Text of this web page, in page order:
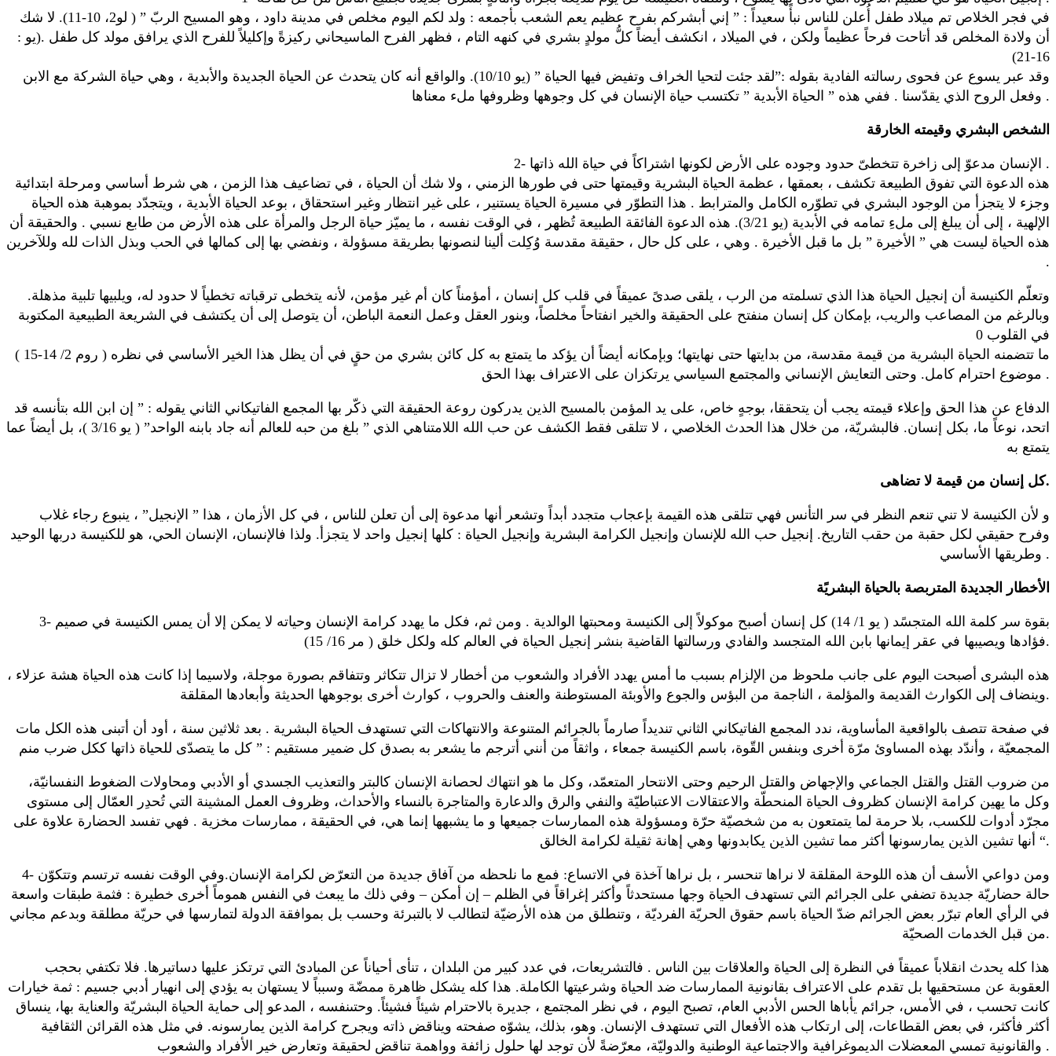
في فجر الخلاص تم ميلاد طفل أُعلن للناس نبأً سعيداً : ” إني أبشركم بفرح عظيم يعم الشعب بأجمعه : ولد لكم اليوم مخلص في مدينة داود ، وهو المسيح الربّ ” ( لو2، 10-11). لا شك
أن ولادة المخلص قد أتاحت فرحاً عظيماً ولكن ، في الميلاد ، انكشف أيضاً كلُّ مولدٍ بشري في كنهه التام ، فظهر الفرح الماسيحاني ركيزةً وإكليلاً للفرح الذي يرافق مولد كل طفل .(يو :
16-21)
وقد عبر يسوع عن فحوى رسالته الفادية بقوله :”لقد جئت لتحيا الخراف وتفيض فيها الحياة ” (يو 10/10). والواقع أنه كان يتحدث عن الحياة الجديدة والأبدية ، وهي حياة الشركة مع الابن
وفعل الروح الذي يقدّسنا . ففي هذه ” الحياة الأبدية ” تكتسب حياة الإنسان في كل وجوهها وظروفها ملء معناها .
الشخص البشري وقيمته الخارقة
2- الإنسان مدعوّ إلى زاخرة تتخطىّ حدود وجوده على الأرض لكونها اشتراكاً في حياة الله ذاتها .
هذه الدعوة التي تفوق الطبيعة تكشف ، بعمقها ، عظمة الحياة البشرية وقيمتها حتى في طورها الزمني ، ولا شك أن الحياة ، في تضاعيف هذا الزمن ، هي شرط أساسي ومرحلة ابتدائية
وجزء لا يتجزأ من الوجود البشري في تطوّره الكامل والمترابط . هذا التطوّر في مسيرة الحياة يستنير ، على غير انتظار وغير استحقاق ، بوعد الحياة الأبدية ، ويتجدّد بموهبة هذه الحياة
الإلهية ، إلى أن يبلغ إلى ملءِ تمامه في الأبدية (يو 3/21). هذه الدعوة الفائقة الطبيعة تُظهر ، في الوقت نفسه ، ما يميّز حياة الرجل والمرأة على هذه الأرض من طابع نسبي . والحقيقة أن
هذه الحياة ليست هي ” الأخيرة ” بل ما قبل الأخيرة . وهي ، على كل حال ، حقيقة مقدسة وُكِلت ألينا لنصونها بطريقة مسؤولة ، ونفضي بها إلى كمالها في الحب وبذل الذات لله وللآخرين
.
وتعلّم الكنيسة أن إنجيل الحياة هذا الذي تسلمته من الرب ، يلقى صدىً عميقاً في قلب كل إنسان ، أمؤمناً كان أم غير مؤمن، لأنه يتخطى ترقباته تخطياً لا حدود له، ويلبيها تلبية مذهلة.
وبالرغم من المصاعب والريب، بإمكان كل إنسان منفتح على الحقيقة والخير انفتاحاً مخلصاً، وبنور العقل وعمل النعمة الباطن، أن يتوصل إلى أن يكتشف في الشريعة الطبيعية المكتوبة
في القلوب 0
( روم 2/ 14-15 ) ما تتضمنه الحياة البشرية من قيمة مقدسة، من بدايتها حتى نهايتها؛ وبإمكانه أيضاً أن يؤكد ما يتمتع به كل كائن بشري من حقٍ في أن يظل هذا الخير الأساسي في نظره
موضوع احترام كامل. وحتى التعايش الإنساني والمجتمع السياسي يرتكزان على الاعتراف بهذا الحق .
الدفاع عن هذا الحق وإعلاء قيمته يجب أن يتحققا، بوجهٍ خاص، على يد المؤمن بالمسيح الذين يدركون روعة الحقيقة التي ذكّر بها المجمع الفاتيكاني الثاني يقوله : ” إن ابن الله بتأنسه قد
اتحد، نوعاً ما، بكل إنسان. فالبشريّة، من خلال هذا الحدث الخلاصي ، لا تتلقى فقط الكشف عن حب الله اللامتناهي الذي ” بلغ من حبه للعالم أنه جاد بابنه الواحد” ( يو 3/16 )، بل أيضاً عما
يتمتع به
كل إنسان من قيمة لا تضاهى.
و لأن الكنيسة لا تني تنعم النظر في سر التأنس فهي تتلقى هذه القيمة بإعجاب متجدد أبداً وتشعر أنها مدعوة إلى أن تعلن للناس ، في كل الأزمان ، هذا ” الإنجيل” ، ينبوع رجاء غلاب
وفرح حقيقي لكل حقبة من حقب التاريخ. إنجيل حب الله للإنسان وإنجيل الكرامة البشرية وإنجيل الحياة : كلها إنجيل واحد لا يتجزأ. ولذا فالإنسان، الإنسان الحي، هو للكنيسة دربها الوحيد
وطريقها الأساسي .
الأخطار الجديدة المتربصة بالحياة البشريًة
3- بقوة سر كلمة الله المتجسًد ( يو 1/ 14) كل إنسان أصبح موكولاً إلى الكنيسة ومحبتها الوالدية . ومن ثم، فكل ما يهدد كرامة الإنسان وحياته لا يمكن إلا أن يمس الكنيسة في صميم
فؤادها ويصيبها في عقر إيمانها بابن الله المتجسد والفادي ورسالتها القاضية بنشر إنجيل الحياة في العالم كله ولكل خلق ( مر 16/ 15).
هذه البشرى أصبحت اليوم على جانب ملحوظ من الإلزام بسبب ما أمس يهدد الأفراد والشعوب من أخطار لا تزال تتكاثر وتتفاقم بصورة موجلة، ولاسيما إذا كانت هذه الحياة هشة عزلاء ،
وينضاف إلى الكوارث القديمة والمؤلمة ، الناجمة من البؤس والجوع والأوبئة المستوطنة والعنف والحروب ، كوارث أخرى بوجوهها الحديثة وأبعادها المقلقة.
في صفحة تتصف بالواقعية المأساوية، ندد المجمع الفاتيكاني الثاني تنديداً صارماً بالجرائم المتنوعة والانتهاكات التي تستهدف الحياة البشرية . بعد ثلاثين سنة ، أود أن أتبنى هذه الكل مات
المجمعيّة ، وأندّد بهذه المساوئ مرّة أخرى وبنفس القّوة، باسم الكنيسة جمعاء ، واثقاً من أنني أترجم ما يشعر به بصدق كل ضمير مستقيم : ” كل ما يتصدّى للحياة ذاتها ككل ضرب منم
من ضروب القتل والقتل الجماعي والإجهاض والقتل الرحيم وحتى الانتحار المتعمّد، وكل ما هو انتهاك لحصانة الإنسان كالبتر والتعذيب الجسدي أو الأدبي ومحاولات الضغوط النفسانيّة،
وكل ما يهين كرامة الإنسان كظروف الحياة المنحطّة والاعتقالات الاعتباطيّة والنفي والرق والدعارة والمتاجرة بالنساء والأحداث، وظروف العمل المشينة التي تُحدِر العمّال إلى مستوى
مجرّد أدوات للكسب، بلا حرمة لما يتمتعون به من شخصيّة حرّة ومسؤولة هذه الممارسات جميعها و ما يشبهها إنما هي، في الحقيقة ، ممارسات مخزية . فهي تفسد الحضارة علاوة على
أنها تشين الذين يمارسونها أكثر مما تشين الذين يكابدونها وهي إهانة ثقيلة لكرامة الخالق “.
4- ومن دواعي الأسف أن هذه اللوحة المقلقة لا نراها تنحسر ، بل نراها آخذة في الاتساع: فمع ما نلحظه من آفاق جديدة من التعرّض لكرامة الإنسان.وفي الوقت نفسه ترتسم وتتكوّن
حالة حضاريّة جديدة تضفي على الجرائم التي تستهدف الحياة وجها مستحدثاً وأكثر إغراقاً في الظلم – إن أمكن – وفي ذلك ما يبعث في النفس هموماً أخرى خطيرة : فثمة طبقات واسعة
في الرأي العام تبرّر بعض الجرائم ضدّ الحياة باسم حقوق الحريّة الفرديّة ، وتنطلق من هذه الأرضيّة لتطالب لا بالتبرئة وحسب بل بموافقة الدولة لتمارسها في حريّة مطلقة وبدعم مجاني
من قبل الخدمات الصحيّة.
هذا كله يحدث انقلاباً عميقاً في النظرة إلى الحياة والعلاقات بين الناس . فالتشريعات، في عدد كبير من البلدان ، تنأى أحياناً عن المبادئ التي ترتكز عليها دساتيرها. فلا تكتفي بحجب
العقوبة عن مستحقيها بل تقدم على الاعتراف بقانونية الممارسات ضد الحياة وشرعيتها الكاملة. هذا كله يشكل ظاهرة ممضّة وسبباً لا يستهان به يؤدي إلى انهيار أدبي جسيم : ثمة خيارات
كانت تحسب ، في الأمس، جرائم يأباها الحس الأدبي العام، تصبح اليوم ، في نظر المجتمع ، جديرة بالاحترام شيئاً فشيئاً. وحتىنفسه ، المدعو إلى حماية الحياة البشريّة والعناية بها، ينساق
أكثر فأكثر، في بعض القطاعات، إلى ارتكاب هذه الأفعال التي تستهدف الإنسان. وهو، بذلك، يشوّه صفحته ويناقض ذاته ويجرح كرامة الذين يمارسونه. في مثل هذه القرائن الثقافية
والقانونية تمسي المعضلات الديموغرافية والاجتماعية الوطنية والدوليّة، معرّضةً لأن توجد لها حلول زائفة وواهمة تناقض لحقيقة وتعارض خير الأفراد والشعوب .